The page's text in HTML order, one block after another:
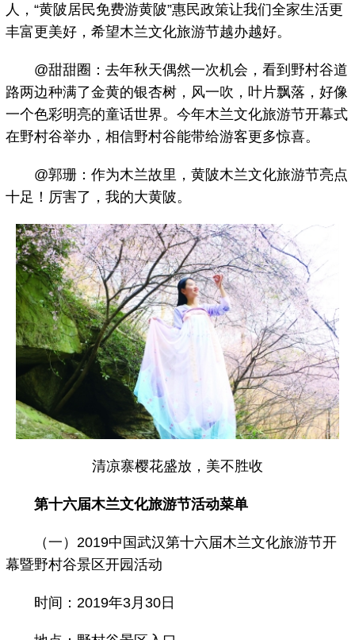
人，“黄陂居民免费游黄陂”惠民政策让我们全家生活更
丰富更美好，希望木兰文化旅游节越办越好。
@甜甜圈：去年秋天偶然一次机会，看到野村谷道
路两边种满了金黄的银杏树，风一吹，叶片飘落，好像
一个色彩明亮的童话世界。今年木兰文化旅游节开幕式
在野村谷举办，相信野村谷能带给游客更多惊喜。
@郭珊：作为木兰故里，黄陂木兰文化旅游节亮点
十足！厉害了，我的大黄陂。
清凉寨樱花盛放，美不胜收
第十六届木兰文化旅游节活动菜单
（一）2019中国武汉第十六届木兰文化旅游节开
幕暨野村谷景区开园活动
时间：2019年3月30日